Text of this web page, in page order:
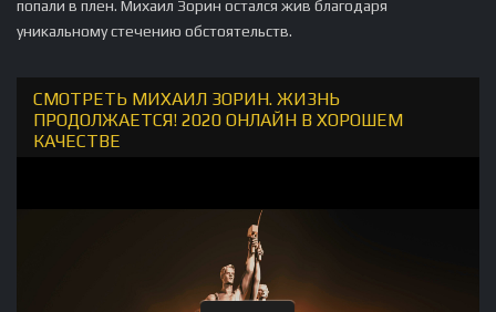
попали в плен. Михаил Зорин остался жив благодаря
уникальному стечению обстоятельств.
СМОТРЕТЬ МИХАИЛ ЗОРИН. ЖИЗНЬ
ПРОДОЛЖАЕТСЯ! 2020 ОНЛАЙН В ХОРОШЕМ
КАЧЕСТВЕ